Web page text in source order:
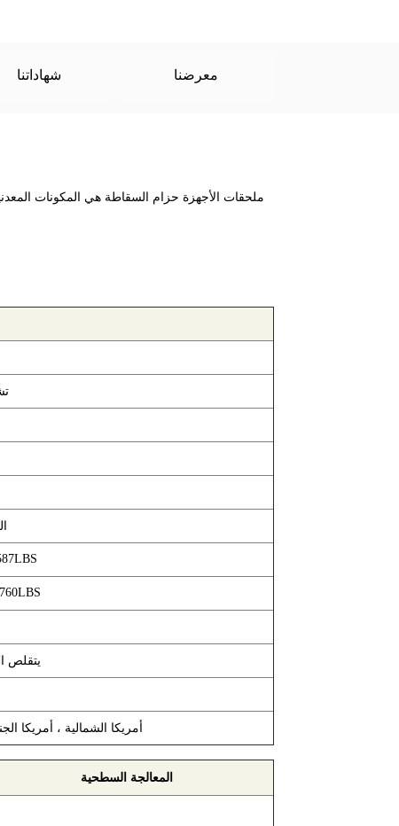
شهاداتنا معرضنا
ملحقات الأجهزة حزام السقاطة هي المكونات
يتقلص
أمريكا الشمالية ، أمريكا
المعالجة السطحية